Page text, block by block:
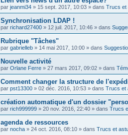
par jeanmi34 » 15 sept. 2017, 10:03 » dans Trucs et
Synchronisation LDAP !
par richard27400 » 12 juil. 2017, 10:46 » dans
Rubrique "Tâches"
par gabrielleb » 14 mai 2017, 10:00 » dans
Nouvelle activité
par Orlane Ferre » 27 mars 2017, 09:02 » dans
Comment changer la structure de
par pst13300 » 02 déc. 2016, 10:53 » dans Trucs et
création automatique d'un dossier
par rich999999 » 20 nov. 2016, 22:40 » dans Trucs
agenda de ressources
par nocha » 24 oct. 2016, 08:10 » dans Trucs et